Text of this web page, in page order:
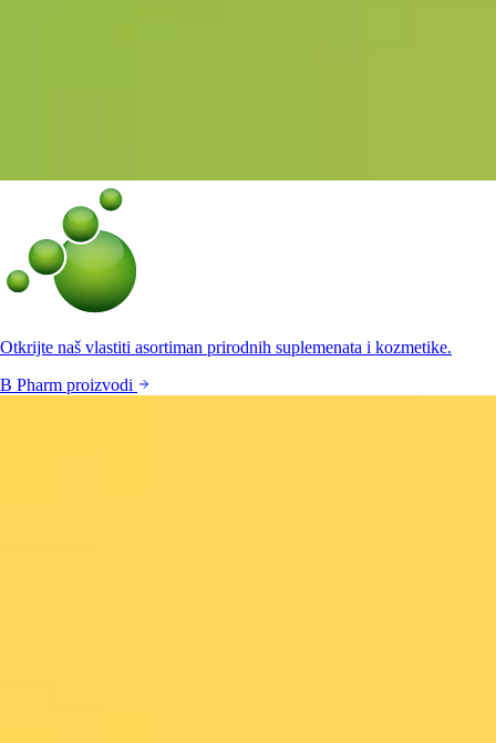
Otkrijte naš vlastiti asortiman prirodnih suplemenata i kozmetike.
B Pharm proizvodi